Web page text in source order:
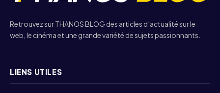
Retrouvez sur THANOS BLOG des articles d’actualité sur le
web, le cinéma et une grande variété de sujets passionnants.
LIENS UTILES